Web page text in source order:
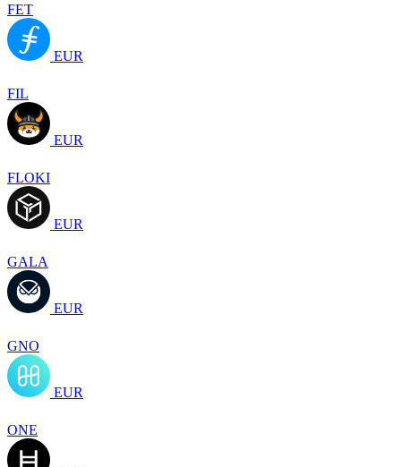
FET
EUR
FIL
EUR
FLOKI
EUR
GALA
EUR
GNO
EUR
ONE